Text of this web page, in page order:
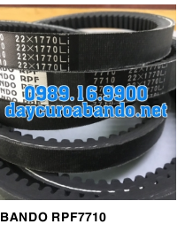
BANDO RPF7710